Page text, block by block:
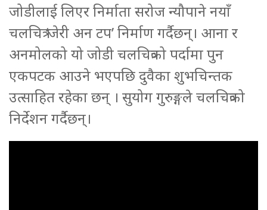
जोडीलाई लिएर निर्माता सरोज न्यौपाने नयाँ
चलचित्र ‘जेरी अन टप’ निर्माण गर्दैछन्। आना र
अनमोलको यो जोडी चलचित्रको पर्दामा पुन
एकपटक आउने भएपछि दुवैका शुभचिन्तक
उत्साहित रहेका छन् । सुयोग गुरुङ्गले चलचित्रको
निर्देशन गर्दैछन्।